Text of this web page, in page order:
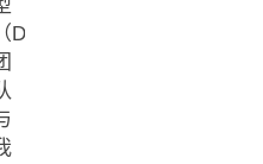
（D&T）